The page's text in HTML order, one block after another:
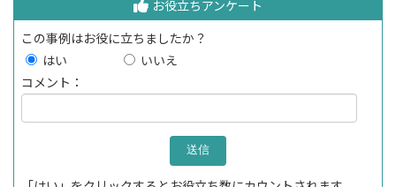
お役立ちアンケート
この事例はお役に立ちましたか？
はい
いいえ
コメント：